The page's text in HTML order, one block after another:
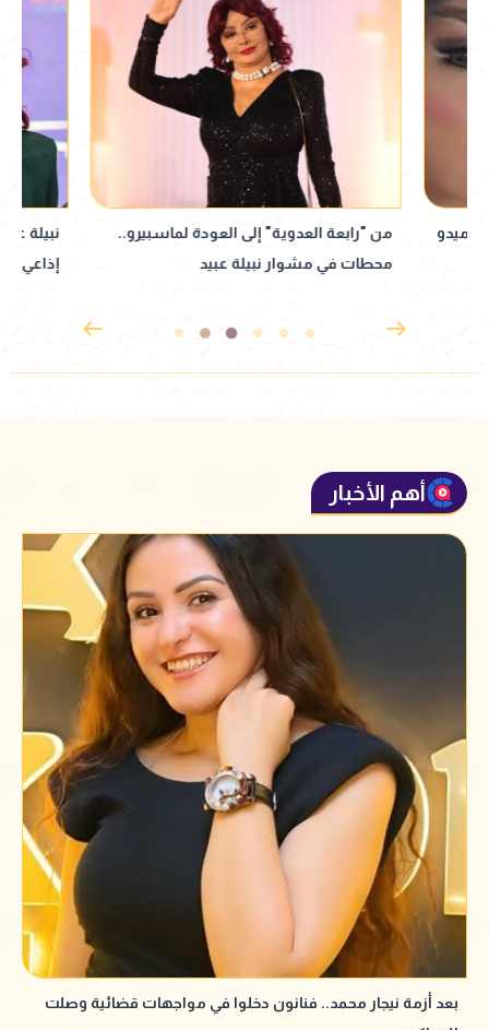
من "رابعة العدوية" إلى العودة لماسبيرو..
محطات في مشوار نبيلة عبيد
نبيلة عبيد تعود
إذاعي جديد
أهم الأخبار
بعد أزمة نيجار محمد.. فنانون دخلوا في مواجهات قضائية وصلت